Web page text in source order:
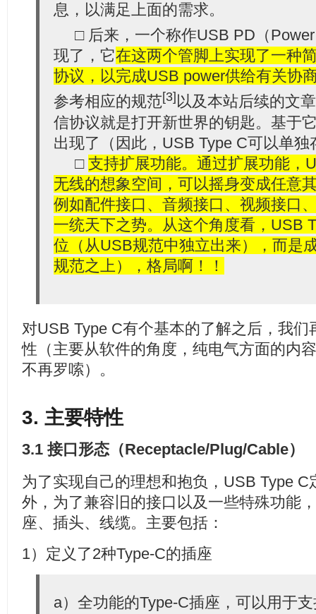
息，以满足上面的需求。
□ 后来，一个称作USB PD（Power
现了，它在这两个管脚上实现了一种
协议，以完成USB power供给有关协
参考相应的规范[3]以及本站后续的文
信协议就是打开新世界的钥匙。基于
出现了（因此，USB Type C可以单独
□ 支持扩展功能。通过扩展功能，
无线的想象空间，可以摇身变成任意
例如配件接口、音频接口、视频接口
一统天下之势。从这个角度看，USB
位（从USB规范中独立出来），而是
规范之上），格局啊！！
对USB Type C有个基本的了解之后，我
性（主要从软件的角度，纯电气方面的内
不再罗嗦）。
3. 主要特性
3.1 接口形态（Receptacle/Plug/Cable）
为了实现自己的理想和抱负，USB Type
外，为了兼容旧的接口以及一些特殊功能
座、插头、线缆。主要包括：
1）定义了2种Type-C的插座
a）全功能的Type-C插座，可以用于